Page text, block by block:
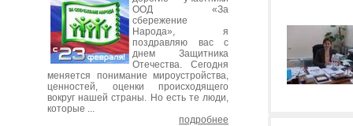
ООД «За
сбережение
Народа», я
поздравляю вас с
днем Защитника
Отечества. Сегодня
меняется понимание мироустройства,
ценностей, оценки происходящего
вокруг нашей страны. Но есть те люди,
которые ...
подробнее